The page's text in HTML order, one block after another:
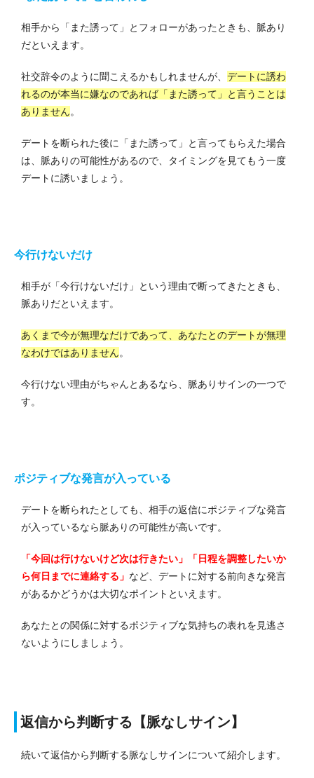
相手から「また誘って」とフォローがあったときも、脈あり
だといえます。
社交辞令のように聞こえるかもしれませんが、 デートに誘わ
れるのが本当に嫌なのであれば「また誘って」と言うことは
ありません。
デートを断られた後に「また誘って」と言ってもらえた場合
は、脈ありの可能性があるので、タイミングを見てもう一度
デートに誘いましょう。
今行けないだけ
相手が「今行けないだけ」という理由で断ってきたときも、
脈ありだといえます。
あくまで今が無理なだけであって、あなたとのデートが無理
なわけではありません。
今行けない理由がちゃんとあるなら、脈ありサインの一つで
す。
ポジティブな発言が入っている
デートを断られたとしても、相手の返信にポジティブな発言
が入っているなら脈ありの可能性が高いです。
「今回は行けないけど次は行きたい」「日程を調整したいか
ら何日までに連絡する」 など、デートに対する前向きな発言
があるかどうかは大切なポイントといえます。
あなたとの関係に対するポジティブな気持ちの表れを見逃さ
ないようにしましょう。
返信から判断する【脈なしサイン】
続いて返信から判断する脈なしサインについて紹介します。